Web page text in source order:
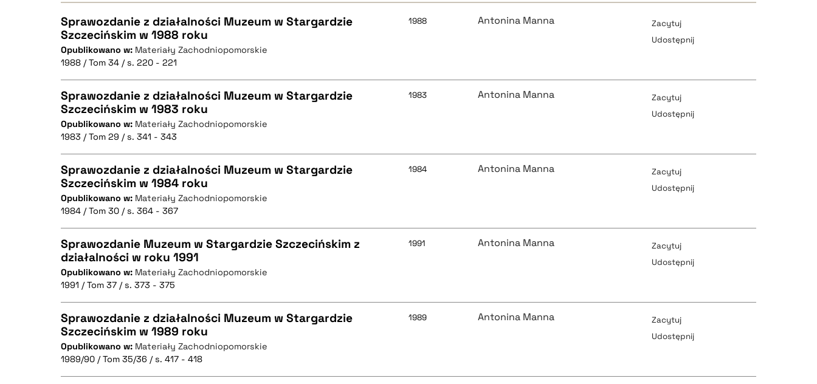
Sprawozdanie z działalności Muzeum w Stargardzie
Szczecińskim w 1988 roku
Opublikowano w: Materiały Zachodniopomorskie
1988 / Tom 34 / s. 220 - 221
1988 Antonina Manna
Zacytuj
Udostępnij
CZYSTY TEKST
pobierz cytat
BIBTEX
Sprawozdanie z działalności Muzeum w Stargardzie
Szczecińskim w 1983 roku
Opublikowano w: Materiały Zachodniopomorskie
1983 / Tom 29 / s. 341 - 343
1983 Antonina Manna
Zacytuj
Udostępnij
CZYSTY TEKST
pobierz cytat
BIBTEX
Sprawozdanie z działalności Muzeum w Stargardzie
Szczecińskim w 1984 roku
Opublikowano w: Materiały Zachodniopomorskie
1984 / Tom 30 / s. 364 - 367
1984 Antonina Manna
Zacytuj
Udostępnij
CZYSTY TEKST
pobierz cytat
BIBTEX
Sprawozdanie Muzeum w Stargardzie Szczecińskim z
działalności w roku 1991
Opublikowano w: Materiały Zachodniopomorskie
1991 / Tom 37 / s. 373 - 375
1991 Antonina Manna
Zacytuj
Udostępnij
CZYSTY TEKST
pobierz cytat
Sprawozdanie z działalności Muzeum w Stargardzie
Szczecińskim w 1989 roku
Opublikowano w: Materiały Zachodniopomorskie
1989/90 / Tom 35/36 / s. 417 - 418
1989 Antonina Manna
Zacytuj
Udostępnij